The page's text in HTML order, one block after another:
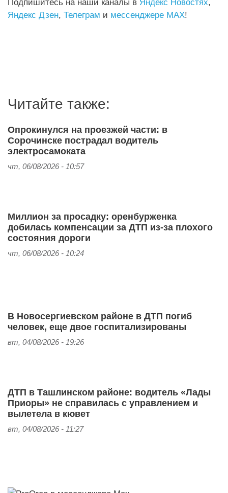
Подпишитесь на наши каналы в Яндекс Новостях,
Яндекс Дзен, Телеграм и мессенджере MAX!
Читайте также:
Опрокинулся на проезжей части: в
Сорочинске пострадал водитель
электросамоката
чт, 06/08/2026 - 10:57
Миллион за просадку: оренбурженка
добилась компенсации за ДТП из‑за плохого
состояния дороги
чт, 06/08/2026 - 10:24
В Новосергиевском районе в ДТП погиб
человек, еще двое госпитализированы
вт, 04/08/2026 - 19:26
ДТП в Ташлинском районе: водитель «Лады
Приоры» не справилась с управлением и
вылетела в кювет
вт, 04/08/2026 - 11:27